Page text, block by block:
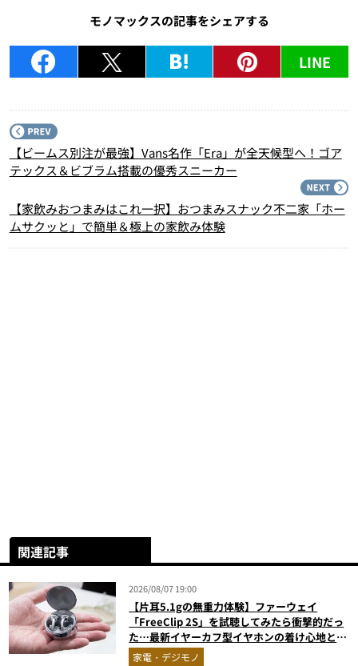
モノマックスの記事をシェアする
LINE
【ビームス別注が最強】Vans名作「Era」が全天候型へ！ゴア
テックス＆ビブラム搭載の優秀スニーカー
【家飲みおつまみはこれ一択】おつまみスナック不二家「ホー
ムサクッと」で簡単＆極上の家飲み体験
関連記事
2026/08/07 19:00
【片耳5.1gの無重力体験】ファーウェイ
「FreeClip 2S」を試聴してみたら衝撃的だっ
た…最新イヤーカフ型イヤホンの着け心地とAI
技術に感動
家電・デジモノ